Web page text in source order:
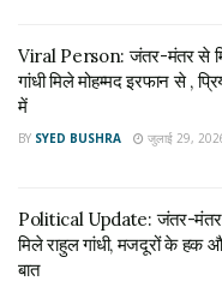
राज्यसभा में मणिपुर मुद्दे पर
जवाब की मांग किया जा रहा
तहत चर्चा करना चाहती है.
होने की वजह से लोकसभा को
गया और फिर सदन की
Viral Person: जंतर-मंतर से
गांधी मिले मोहम्मद इरफान से ,
में
BY SYED BUSHRA जुलाई 29,
Political Update: जंतर-मंतर
मिले राहुल गांधी, मजदूरों के हक
बात